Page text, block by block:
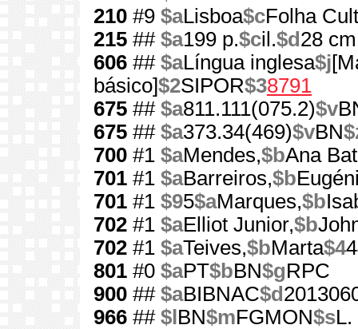
210 #9 $aLisboa$cFolha
215 ## $a199 p.$cil.$d 28 cm
606 ## $aLíngua inglesa$j
básico]$2SIPOR$38791
675 ## $a811.111(075.2)$v
675 ## $a373.34(469)$vBN
700 #1 $aMendes,$bAna
701 #1 $aBarreiros,$b
701 #1 $95$aMarques,$b
702 #1 $aElliot Junior,$b
702 #1 $aTeives,$bMarta$4
801 #0 $aPT$bBN$gRPC
900 ## $aBIBNAC$d
966 ## $l BN$mFGMON$sL.